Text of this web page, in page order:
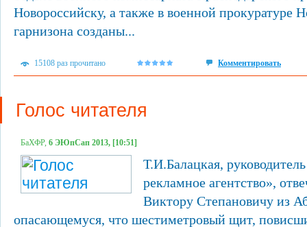
Новороссийску, а также в военной прокуратуре
гарнизона созданы...
15108 раз прочитано Комментировать
Голос читателя
БаХФР, 6 ЭЮпСап 2013, [10:51]
Т.И.Балацкая,
рекламное агентство»,
Виктору Степановичу из
опасающемуся, что шестиметровый щит,